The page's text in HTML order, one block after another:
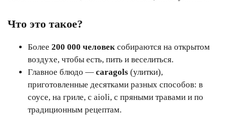
Что это такое?
Более 200 000 человек собираются на открытом
воздухе, чтобы есть, пить и веселиться.
Главное блюдо — caragols (улитки),
приготовленные десятками разных способов: в
соусе, на гриле, с aioli, с пряными травами и по
традиционным рецептам.